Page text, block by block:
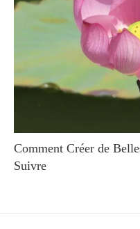
Comment Créer de
Suivre